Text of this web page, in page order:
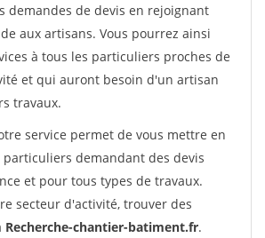
demandes de devis en rejoignant
aux artisans. Vous pourrez ainsi
à tous les particuliers proches de
et qui auront besoin d'un artisan
travaux.
service permet de vous mettre en
particuliers demandant des devis
et pour tous types de travaux.
secteur d'activité, trouver des
Recherche-chantier-batiment.fr.